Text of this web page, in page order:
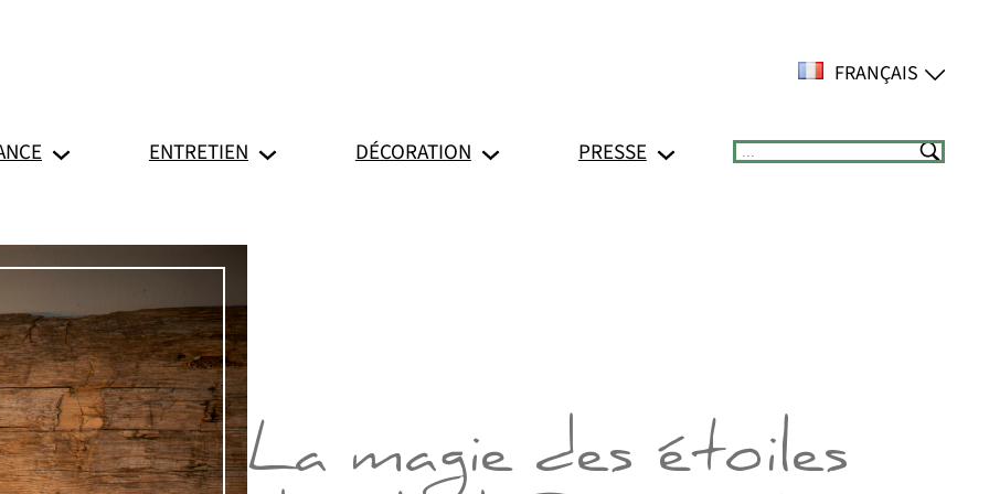
FRANÇAIS
ENTRETIEN DÉCORATION PRESSE Suchen
La magie des étoiles